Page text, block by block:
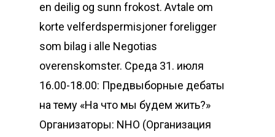
en deilig og sunn frokost. Avtale om
korte velferdspermisjoner foreligger
som bilag i alle Negotias
overenskomster. Среда 31. июля
16.00-18.00: Предвыборные дебаты
на тему «На что мы будем жить?»
Организаторы: NHO (Организация